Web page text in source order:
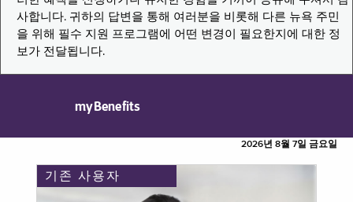
사합니다. 귀하의 답변을 통해 여러분을 비롯해 다른 뉴욕 주민
을 위해 필수 지원 프로그램에 어떤 변경이 필요한지에 대한 정
보가 전달됩니다.
myBenefits
2026년 8월 7일 금요일
기존 사용자